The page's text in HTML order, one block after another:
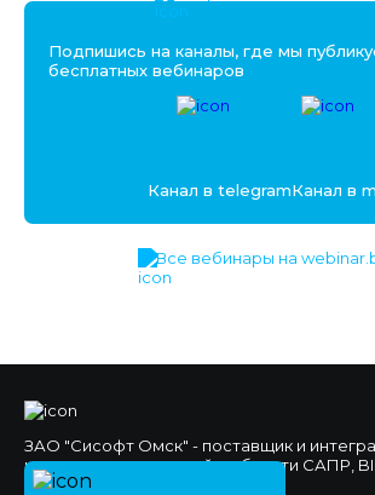
Подпишись на каналы, где мы
бесплатных вебинаров
Канал в telegramКанал в
Все вебинары на
ЗАО "Сисофт Омск" - поставщик и
комплексных решений в области САПР,
Документооборота.